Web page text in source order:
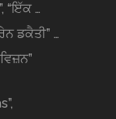
“ਇੱਕ …
ਡਕੈਤੀ” …